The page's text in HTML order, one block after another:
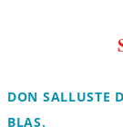
DON SALLUSTE
BLAS.